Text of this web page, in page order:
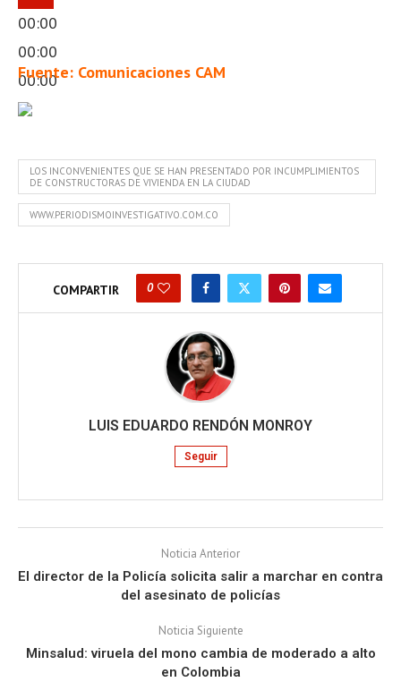
00:00
00:00
00:00
Fuente: Comunicaciones CAM
LOS INCONVENIENTES QUE SE HAN PRESENTADO POR INCUMPLIMIENTOS
DE CONSTRUCTORAS DE VIVIENDA EN LA CIUDAD
WWW.PERIODISMOINVESTIGATIVO.COM.CO
COMPARTIR 0
LUIS EDUARDO RENDÓN MONROY
Seguir
Noticia Anterior
El director de la Policía solicita salir a marchar en contra
del asesinato de policías
Noticia Siguiente
Minsalud: viruela del mono cambia de moderado a alto
en Colombia